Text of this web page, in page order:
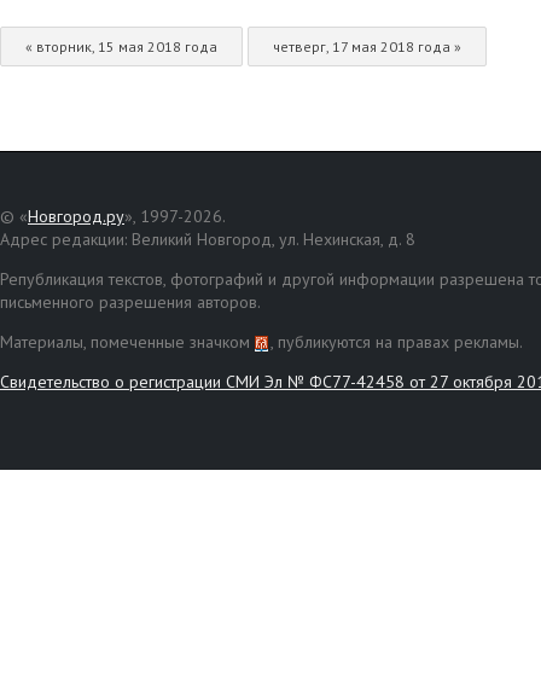
« вторник, 15 мая 2018 года четверг, 17 мая 2018 года »
© «Новгород.ру», 1997-2026.
Адрес редакции: Великий Новгород, ул. Нехинская, д. 8
Републикация текстов, фотографий и другой информации разрешена
письменного разрешения авторов.
Материалы, помеченные значком
, публикуются на правах рекламы.
Свидетельство о регистрации СМИ Эл № ФС77-42458 от 27 октября